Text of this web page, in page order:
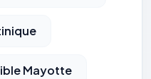
Mayotte